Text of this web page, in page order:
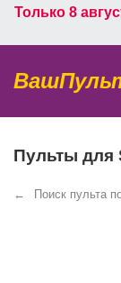
Только 8
Пульты для
Поиск пульта